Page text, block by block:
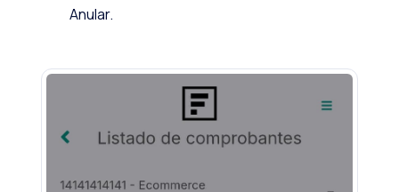
Anular.